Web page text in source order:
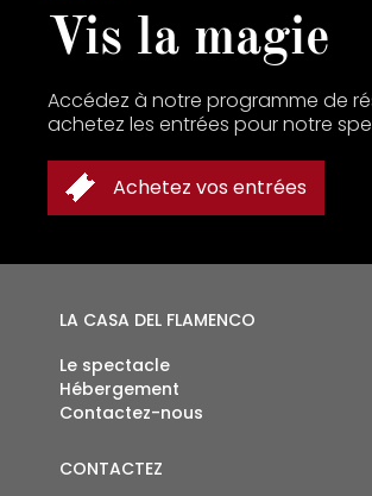
Vis la magie
Accédez à notre programme de
achetez les entrées pour notre
Achetez vos entrées
LA CASA DEL FLAMENCO
Le spectacle
Hébergement
Contactez-nous
CONTACTEZ